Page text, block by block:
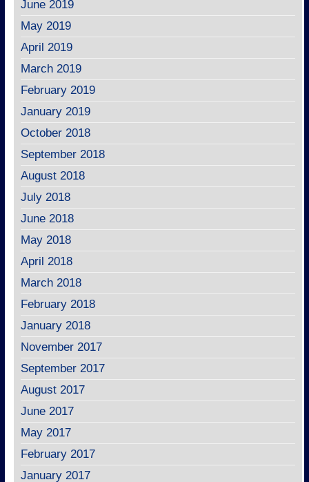
June 2019
May 2019
April 2019
March 2019
February 2019
January 2019
October 2018
September 2018
August 2018
July 2018
June 2018
May 2018
April 2018
March 2018
February 2018
January 2018
November 2017
September 2017
August 2017
June 2017
May 2017
February 2017
January 2017